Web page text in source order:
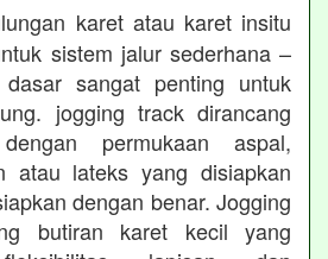
karet atau karet insitu
sistem jalur sederhana –
sangat penting untuk
jogging track dirancang
permukaan aspal,
atau lateks yang disiapkan
dengan benar. Jogging
butiran karet kecil yang